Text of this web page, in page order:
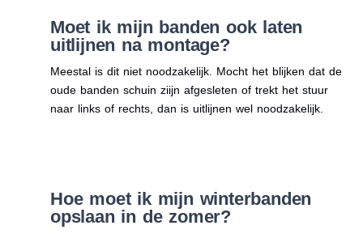
Moet ik mijn banden ook laten
uitlijnen na montage?
Meestal is dit niet noodzakelijk. Mocht het blijken dat de
oude banden schuin ziijn afgesleten of trekt het stuur
naar links of rechts, dan is uitlijnen wel noodzakelijk.
Hoe moet ik mijn winterbanden
opslaan in de zomer?